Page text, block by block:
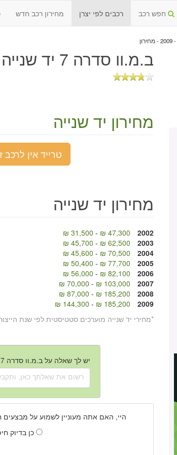
חפש רכב רכבים לפי יצרן מחירון רכב חדש
ב.מ.וו סדרה 7 יד שנייה 2002 - 2009
מחירון יד שנייה
טרייד אין לרכב
מחירון יד שנייה
2002
47,300 ₪
-
31,500 ₪
2003
62,500 ₪
-
45,700 ₪
2004
70,500 ₪
-
45,600 ₪
2005
77,700 ₪
-
50,400 ₪
2006
82,100 ₪
-
56,000 ₪
2007
103,000 ₪
-
70,000 ₪
2008
185,200 ₪
-
87,000 ₪
2009
185,200 ₪
-
144,300 ₪
*מחירי יד שנייה מוערכים סטטיסטית לפי שנת
יש לך שאלה על ב.מ.וו סדרה 7 2002 - 2009 יד שנייה?
היי, האם אתה מעוניין לשמוע על
כן בדיוק